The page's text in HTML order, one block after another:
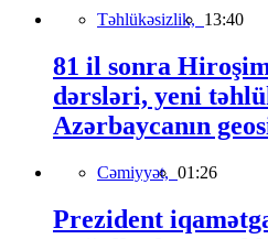
Təhlükəsizlik, 13:40
81 il sonra
dərsləri, yeni
Azərbaycanın
Cəmiyyət, 01:26
Prezident